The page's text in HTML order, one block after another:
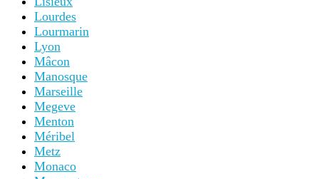
Lourdes
Lourmarin
Lyon
Mâcon
Manosque
Marseille
Megeve
Menton
Méribel
Metz
Monaco